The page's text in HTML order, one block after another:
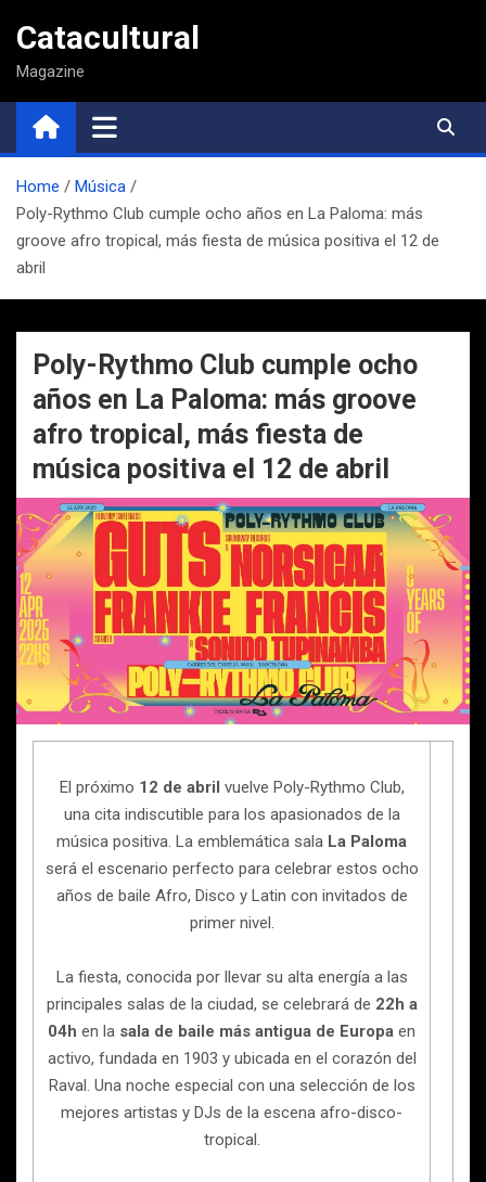
contenido
Catacultural
Magazine
Home
Música
Poly-Rythmo Club cumple ocho años en La Paloma: más
groove afro tropical, más fiesta de música positiva el 12 de
abril
Poly-Rythmo Club cumple ocho
años en La Paloma: más groove
afro tropical, más fiesta de
música positiva el 12 de abril
El próximo 12 de abril vuelve Poly-Rythmo Club,
una cita indiscutible para los apasionados de la
música positiva. La emblemática sala La Paloma
será el escenario perfecto para celebrar estos ocho
años de baile Afro, Disco y Latin con invitados de
primer nivel.
La fiesta, conocida por llevar su alta energía a las
principales salas de la ciudad, se celebrará de 22h a
04h en la sala de baile más antigua de Europa en
activo, fundada en 1903 y ubicada en el corazón del
Raval. Una noche especial con una selección de los
mejores artistas y DJs de la escena afro-disco-
tropical.